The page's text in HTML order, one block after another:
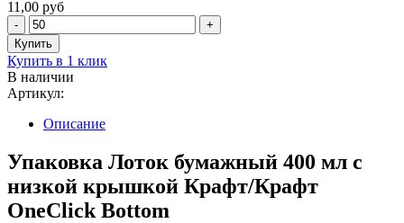
11,00 руб
Купить в 1 клик
В наличии
Артикул:
Описание
Упаковка Лоток бумажный 400 мл с
низкой крышкой Крафт/Крафт
OneClick Bottom